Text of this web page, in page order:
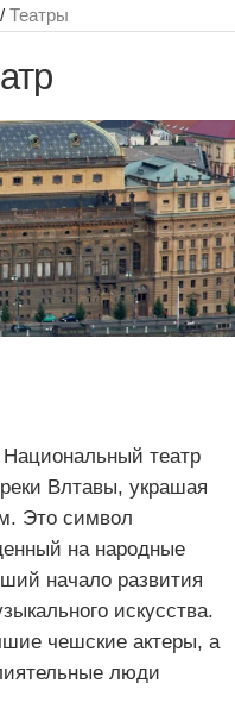
/ Театры
театр
Влтавы, украшая
Это символ
на народные
начало развития
искусства.
чешские актеры, а
люди